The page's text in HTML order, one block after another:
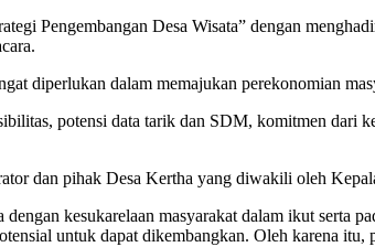
Pengembangan Desa Wisata” dengan
diperlukan dalam memajukan perekonomian
potensi data tarik dan SDM, komitmen dari
dan pihak Desa Kertha yang diwakili oleh
kesukarelaan masyarakat dalam ikut serta
untuk dapat dikembangkan. Oleh karena